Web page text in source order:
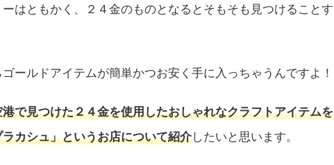
はともかく、２４金のものとなるとそもそも見つけることす
ールドアイテムが簡単かつお安く手に入っちゃうんですよ！
で見つけた２４金を使用したおしゃれなクラフトアイテムを
カシュ」というお店について紹介したいと思います。